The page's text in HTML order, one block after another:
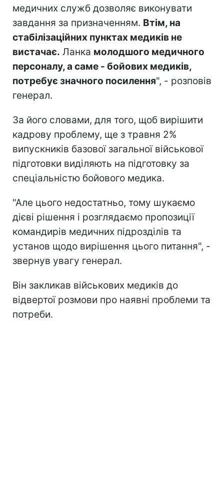
медичних служб дозволяє виконувати
завдання за призначенням. Втім, на
стабілізаційних пунктах медиків не
вистачає. Ланка молодшого медичного
персоналу, а саме - бойових медиків,
потребує значного посилення", - розповів
генерал.
За його словами, для того, щоб вирішити
кадрову проблему, ще з травня 2%
випускників базової загальної військової
підготовки виділяють на підготовку за
спеціальністю бойового медика.
"Але цього недостатньо, тому шукаємо
дієві рішення і розглядаємо пропозиції
командирів медичних підрозділів та
установ щодо вирішення цього питання", -
звернув увагу генерал.
Він закликав військових медиків до
відвертої розмови про наявні проблеми та
потреби.